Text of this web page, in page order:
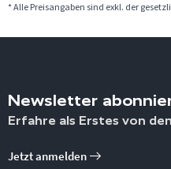
* Alle Preisangaben sind exkl. der
Newsletter
Erfahre als Erstes von
Jetzt anmelden